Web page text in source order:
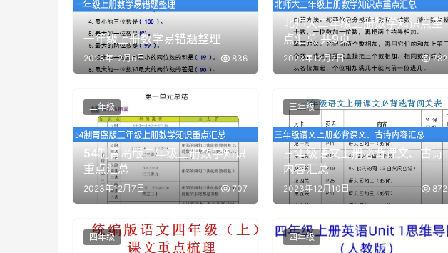
一年级上册数学易错题整理
2023年12月6日 836
北师大二年级上册数学知识点重
点汇总 共9页
2023年12月7日 782
54制青岛版二年级上册数学知识
重点汇总
2023年12月7日 707
二年级
三年级语文上册必背课文、古诗
内容汇总
2023年12月10日 872
三年级
四年级 四年级